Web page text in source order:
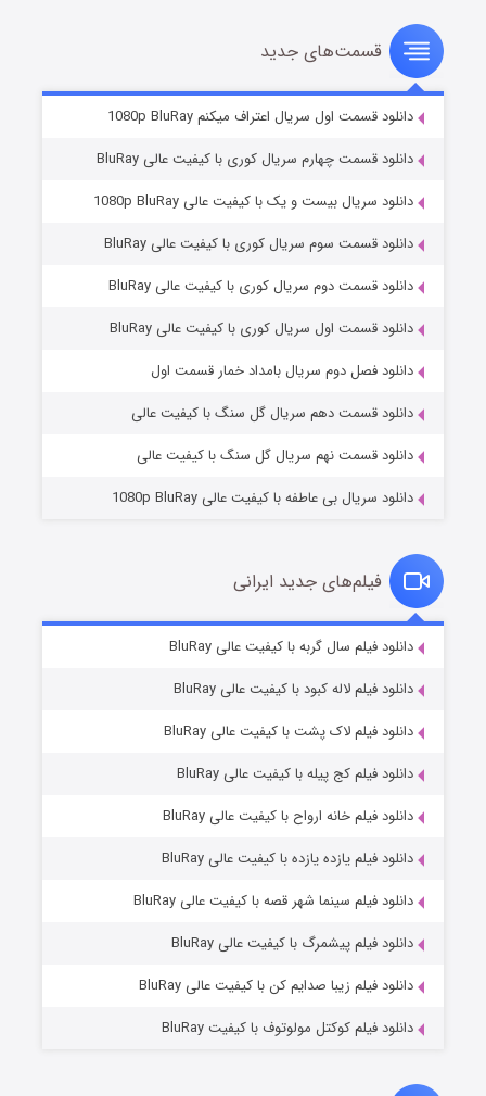
سریال زشت
قسمت2 (زیرنویس) منتشر شد
مردگان متحرک: شهر مرده ۳
قسمت2 (زیرنویس) منتشر شد
قسمت7 (زیرنویس) منتشر شد
قسمت‌های جدید
دانلود قسمت اول سریال اعتراف میکنم 1080p BluRay
دانلود قسمت چهارم سریال کوری با کیفیت عالی BluRay
دانلود سریال بیست و یک با کیفیت عالی 1080p BluRay
دانلود قسمت سوم سریال کوری با کیفیت عالی BluRay
دانلود قسمت دوم سریال کوری با کیفیت عالی BluRay
دانلود قسمت اول سریال کوری با کیفیت عالی BluRay
دانلود فصل دوم سریال بامداد خمار قسمت اول
دانلود قسمت دهم سریال گل سنگ با کیفیت عالی
دانلود قسمت نهم سریال گل سنگ با کیفیت عالی
دانلود سریال بی عاطفه با کیفیت عالی 1080p BluRay
فیلم‌های جدید ایرانی
دانلود فیلم سال گربه با کیفیت عالی BluRay
دانلود فیلم لاله کبود با کیفیت عالی BluRay
دانلود فیلم لاک پشت با کیفیت عالی BluRay
دانلود فیلم کج‌ پیله با کیفیت عالی BluRay
دانلود فیلم خانه ارواح با کیفیت عالی BluRay
دانلود فیلم یازده یازده با کیفیت عالی BluRay
دانلود فیلم سینما شهر قصه با کیفیت عالی BluRay
دانلود فیلم پیشمرگ با کیفیت عالی BluRay
دانلود فیلم زیبا صدایم کن با کیفیت عالی BluRay
دانلود فیلم کوکتل مولوتوف با کیفیت BluRay